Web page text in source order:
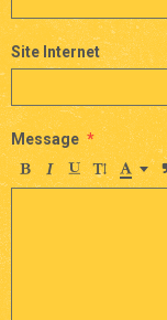
Site Internet
Message